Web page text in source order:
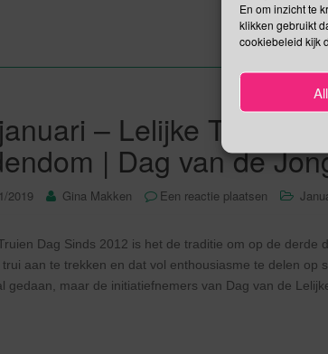
En om inzicht te
klikken gebruikt
cookiebeleid kijk
– Lelijke Truien
| Dag van de
2019 Gina Makken Een reactie plaatsen
Dag Sinds 2012 is het de traditie om op de
trui aan te trekken en dat vol enthousiasme te delen op
gedaan, maar de initiatiefnemers van Dag van de